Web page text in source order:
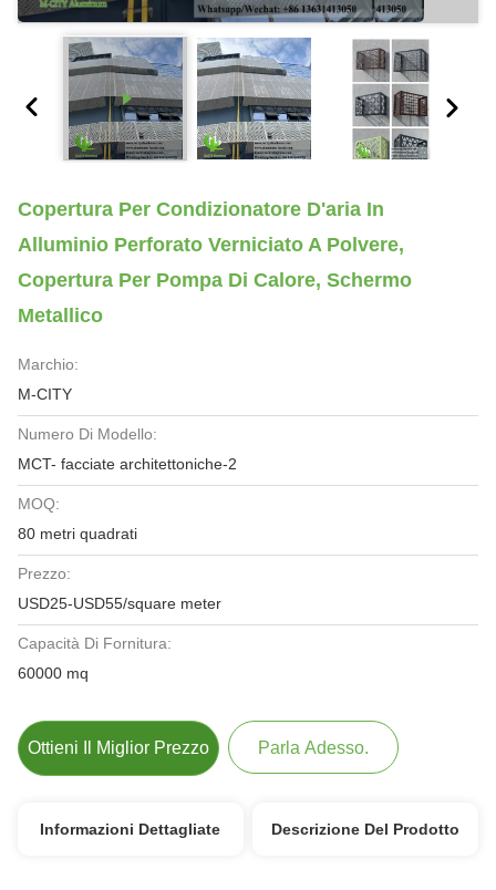
Copertura Per Condizionatore D'aria In
Alluminio Perforato Verniciato A Polvere,
Copertura Per Pompa Di Calore, Schermo
Metallico
Marchio:
M-CITY
Numero Di Modello:
MCT- facciate architettoniche-2
MOQ:
80 metri quadrati
Prezzo:
USD25-USD55/square meter
Capacità Di Fornitura:
60000 mq
Ottieni Il Miglior Prezzo Parla Adesso.
Informazioni Dettagliate Descrizione Del Prodotto